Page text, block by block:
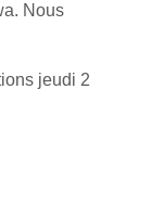
Nous
jeudi 2